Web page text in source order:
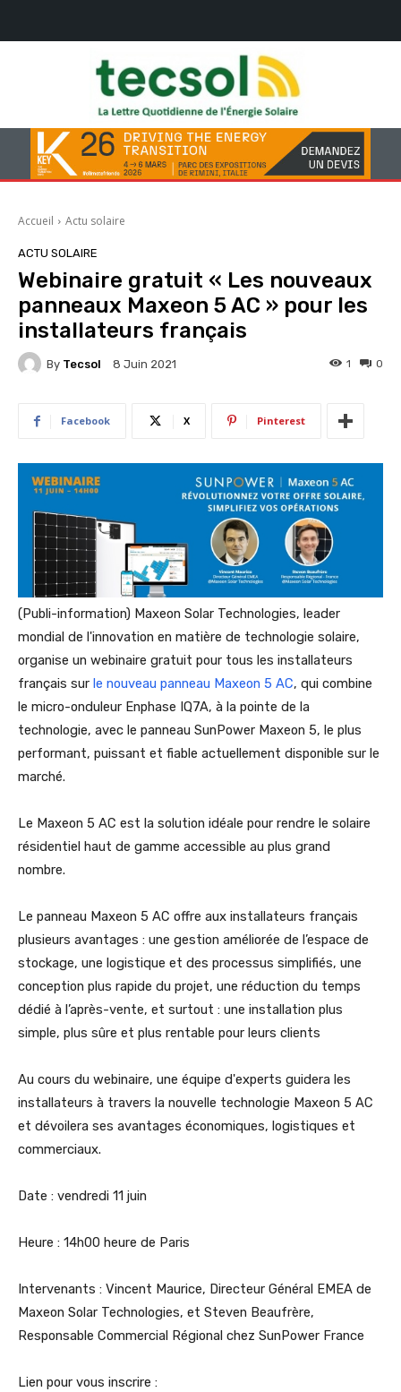
Accueil Actu solaire
ACTU SOLAIRE
Webinaire gratuit « Les nouveaux
panneaux Maxeon 5 AC » pour les
installateurs français
By Tecsol 8 Juin 2021 0
1
Facebook X Pinterest
(Publi-information) Maxeon Solar Technologies, leader
mondial de l'innovation en matière de technologie solaire,
organise un webinaire gratuit pour tous les installateurs
français sur le nouveau panneau Maxeon 5 AC, qui combine
le micro-onduleur Enphase IQ7A, à la pointe de la
technologie, avec le panneau SunPower Maxeon 5, le plus
performant, puissant et fiable actuellement disponible sur le
marché.
Le Maxeon 5 AC est la solution idéale pour rendre le solaire
résidentiel haut de gamme accessible au plus grand
nombre.
Le panneau Maxeon 5 AC offre aux installateurs français
plusieurs avantages : une gestion améliorée de l’espace de
stockage, une logistique et des processus simplifiés, une
conception plus rapide du projet, une réduction du temps
dédié à l’après-vente, et surtout : une installation plus
simple, plus sûre et plus rentable pour leurs clients
Au cours du webinaire, une équipe d'experts guidera les
installateurs à travers la nouvelle technologie Maxeon 5 AC
et dévoilera ses avantages économiques, logistiques et
commerciaux.
Date : vendredi 11 juin
Heure : 14h00 heure de Paris
Intervenants : Vincent Maurice, Directeur Général EMEA de
Maxeon Solar Technologies, et Steven Beaufrère,
Responsable Commercial Régional chez SunPower France
Lien pour vous inscrire :